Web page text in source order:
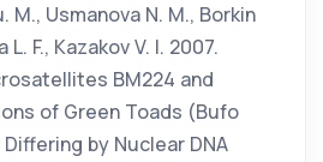
M., Usmanova N. M., Borkin
L. F., Kazakov V. I. 2007.
BM224 and
of Green Toads (Bufo
by Nuclear DNA